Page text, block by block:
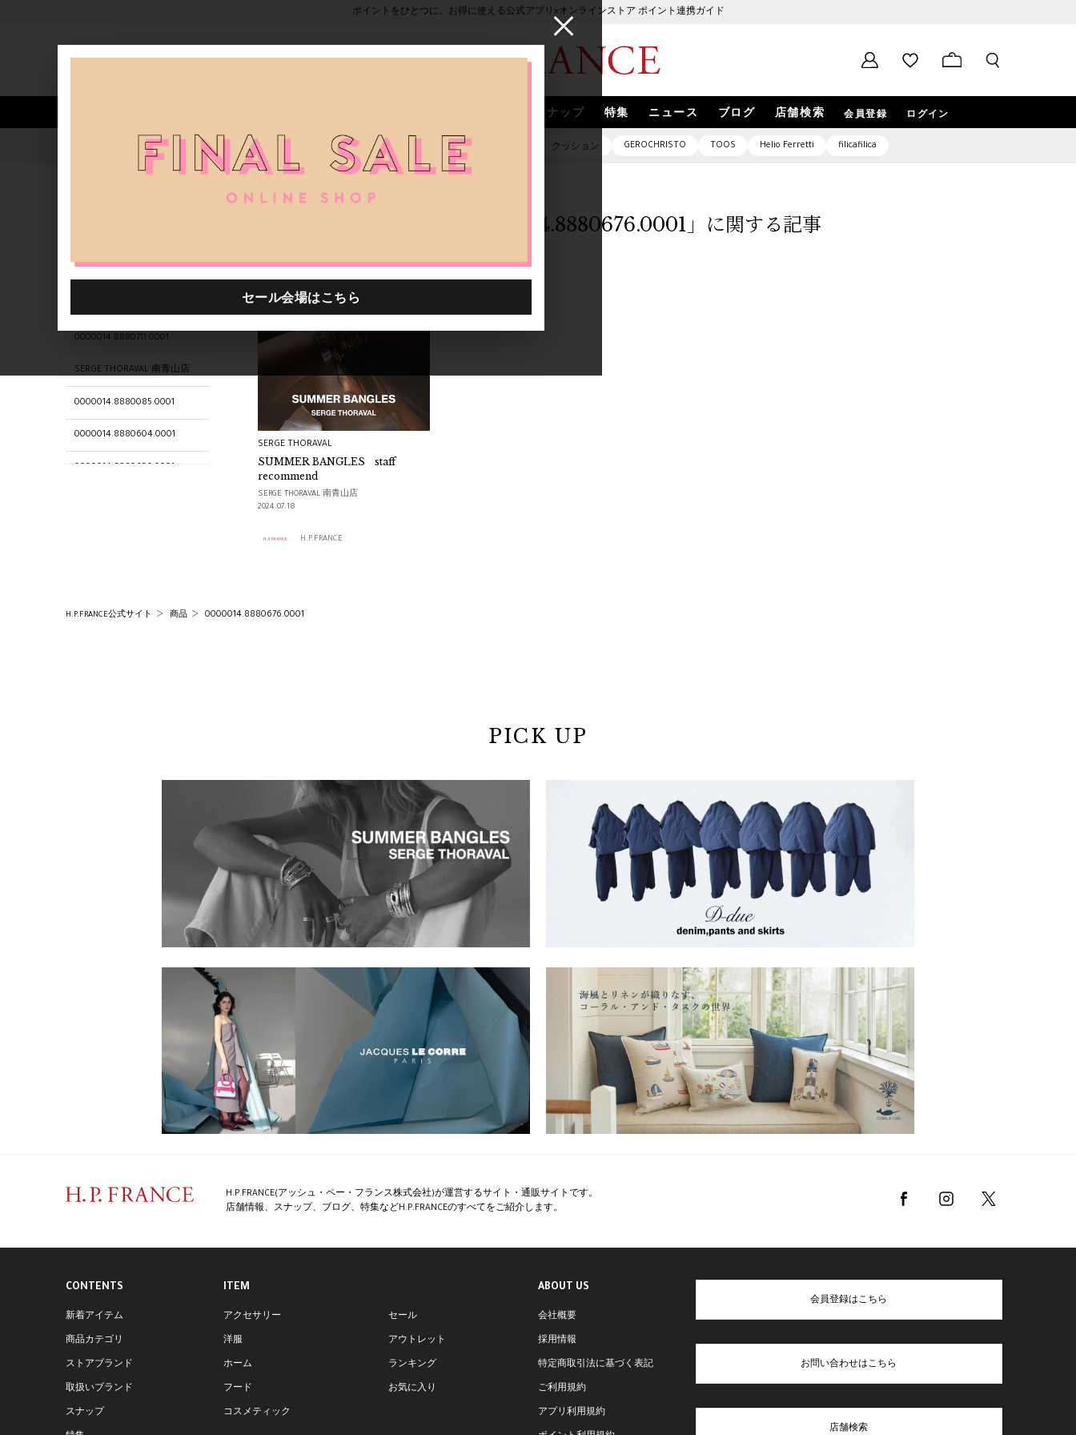
ポイントをひとつに。お得に使える公式アプリ×オンラインストア ポイント連携ガイド
スナップ 特集 ニュース ブログ 店舗検索 会員登録 ログイン
人気ワード セール 40th限定 ピアス バッグ クッション GEROCHRISTO TOOS Helio Ferretti filicafilica
0000014.8880711.0001
SERGE THORAVAL 南青山店
0000014.8880085.0001
0000014.8880604.0001
「0000014.8880676.0001」に関する記事
SERGE THORAVAL
SUMMER BANGLES staff
recommend
SERGE THORAVAL 南青山店
2024.07.18
H.P.FRANCE
H.P.FRANCE公式サイト 商品 0000014.8880676.0001
PICK UP
H.P.FRANCE(アッシュ・ペー・フランス株式会社)が運営するサイト・通販サイトです。
店舗情報、スナップ、ブログ、特集などH.P.FRANCEのすべてをご紹介します。
CONTENTS
新着アイテム
商品カテゴリ
ストアブランド
取扱いブランド
スナップ
ITEM
アクセサリー
洋服
ホーム
フード
コスメティック
セール
アウトレット
ランキング
お気に入り
ABOUT US
会社概要
採用情報
特定商取引法に基づく表記
ご利用規約
アプリ利用規約
会員登録はこちら
お問い合わせはこちら
店舗検索